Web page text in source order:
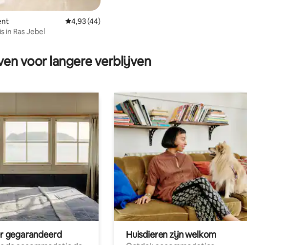
4,88 op 5, 59 recensies
Gemiddelde beoordeling van 4,93 op 5, 44 recensies
4,93 (44)
in Ras Jebel
voor langere verblijven
gegarandeerd Huisdieren zijn welkom